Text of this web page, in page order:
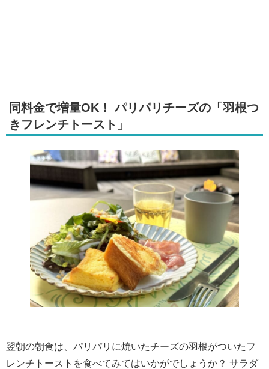
同料金で増量OK！ パリパリチーズの「羽根つ
きフレンチトースト」
翌朝の朝食は、パリパリに焼いたチーズの羽根がついたフ
レンチトーストを食べてみてはいかがでしょうか？ サラダ